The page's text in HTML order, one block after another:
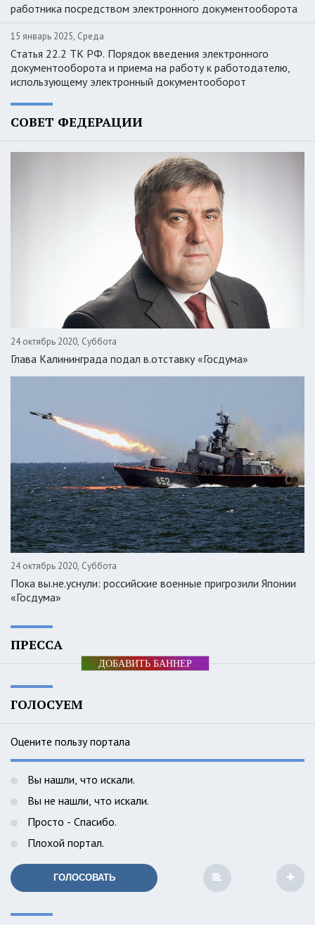
работника посредством электронного документооборота
15 январь 2025, Среда
Статья 22.2 ТК РФ. Порядок введения электронного
документооборота и приема на работу к работодателю,
использующему электронный документооборот
СОВЕТ ФЕДЕРАЦИИ
24 октябрь 2020, Суббота
Глава Калининграда подал в.отставку «Госдума»
24 октябрь 2020, Суббота
Пока вы.не.уснули: российские военные пригрозили Японии
«Госдума»
ПРЕССА
ДОБАВИТЬ БАННЕР
ГОЛОСУЕМ
Оцените пользу портала
Вы нашли, что искали.
Вы не нашли, что искали.
Просто - Спасибо.
Плохой портал.
ГОЛОСОВАТЬ